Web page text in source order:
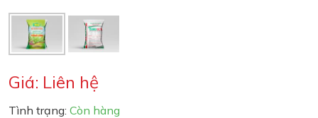
Giá: Liên hệ
Tình trạng: Còn hàng